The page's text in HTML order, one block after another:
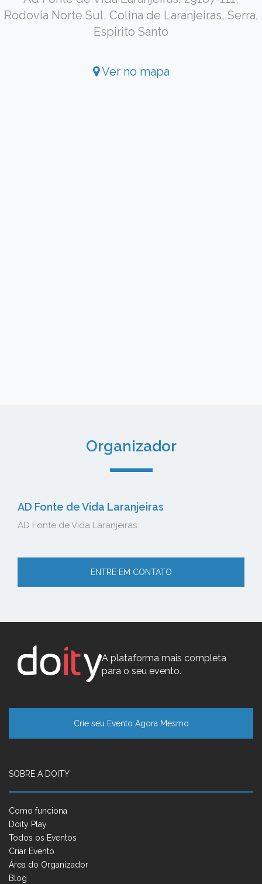
Rodovia Norte Sul, Colina de Laranjeiras, Serra,
Espirito Santo
Ver no mapa
Organizador
AD Fonte de Vida Laranjeiras
AD Fonte de Vida Laranjeiras
ENTRE EM CONTATO
A plataforma mais completa
para o seu evento.
Crie seu Evento Agora Mesmo
SOBRE A DOITY
Como funciona
Doity Play
Todos os Eventos
Criar Evento
Área do Organizador
Blog